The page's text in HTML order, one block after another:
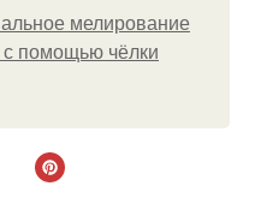
мелирование
с помощью чёлки